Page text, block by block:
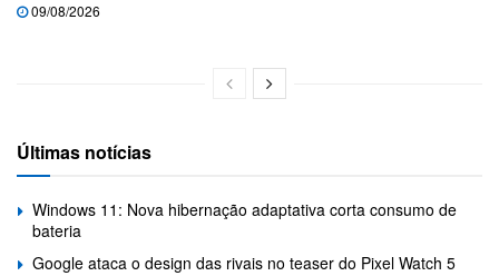
09/08/2026
Últimas notícias
Windows 11: Nova hibernação adaptativa corta consumo de
bateria
Google ataca o design das rivais no teaser do Pixel Watch 5